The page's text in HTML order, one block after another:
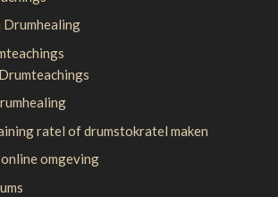
Drumhealing
ratel of drumstokratel maken
omgeving